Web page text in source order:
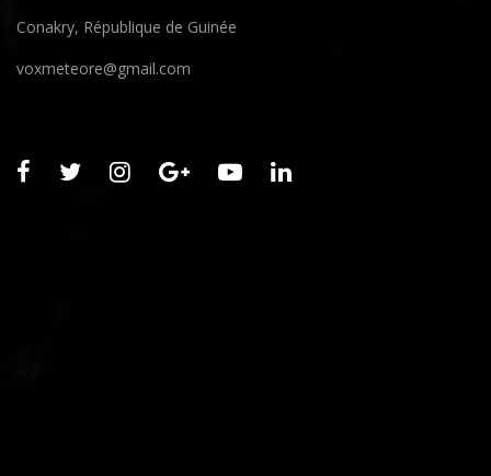
Conakry, République de Guinée
voxmeteore@gmail.com